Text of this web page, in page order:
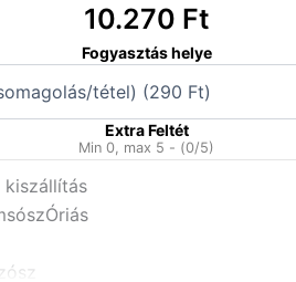
10.270 Ft
Fogyasztás helye
Extra Feltét
Min 0, max 5 - (0/5)
kiszállítás
Van
Damme
mennyiség